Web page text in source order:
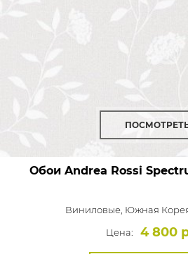
Обои Andrea Rossi
Виниловые, Южная
Цена:
4 800